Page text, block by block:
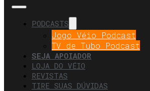
PODCASTS
Jogo Véio Podcast
TV de Tubo Podcast
SEJA APOIADOR
LOJA DO VÉIO
REVISTAS
TIRE SUAS DÚVIDAS